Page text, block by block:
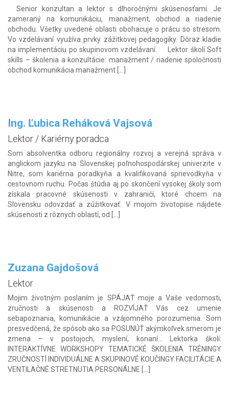
Senior konzultan a lektor s dlhoročnými skúsenosťami. Je
zameraný na komunikáciu, manažment, obchod a riadenie
obchodu. Všetky uvedené oblasti obohacuje o prácu so stresom.
Vo vzdelávaní využíva prvky zážitkovej pedagogiky. Dôraz kladie
na implementáciu po skupinovom vzdelávaní. Lektor školí Soft
skills – školenia a konzultácie: manažment / riadenie spoločnosti
obchod komunikácia manažment […]
Ing. Ľubica Reháková Vajsová
Lektor / Kariérny poradca
Som absolventka odboru regionálny rozvoj a verejná správa v
anglickom jazyku na Slovenskej poľnohospodárskej univerzite v
Nitre, som kariérna poradkyňa a kvalifikovaná sprievodkyňa v
cestovnom ruchu. Počas štúdia aj po skončení vysokej školy som
získala pracovné skúsenosti v zahraničí, ktoré chcem na
Slovensku odovzdať a zúžitkovať. V mojom životopise nájdete
skúsenosti z rôznych oblastí, od […]
Zuzana Gajdošová
Lektor
Mojim životným poslaním je SPÁJAŤ moje a Vaše vedomosti,
zručnosti a skúsenosti a ROZVÍJAŤ Vás cez umenie
sebapoznania, komunikácie a vzájomného porozumenia. Som
presvedčená, že spôsob ako sa POSUNÚŤ akýmkoľvek smerom je
zmena – v postojoch, myslení, konaní… Lektorka školí:
INTERAKTÍVNE WORKSHOPY TEMATICKÉ ŠKOLENIA TRÉNINGY
ZRUČNOSTÍ INDIVIDUÁLNE A SKUPINOVÉ KOUČINGY FACILITÁCIE A
VENTILAČNÉ STRETNUTIA PERSONÁLNE […]